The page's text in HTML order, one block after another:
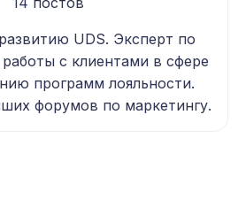
UDS. Эксперт по
с клиентами в сфере
программ лояльности.
форумов по маркетингу.